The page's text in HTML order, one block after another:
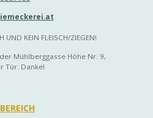
UND KEIN FLEISCH/ZIEGEN!
Mühlberggasse Höhe Nr. 9,
Tür. Danke!